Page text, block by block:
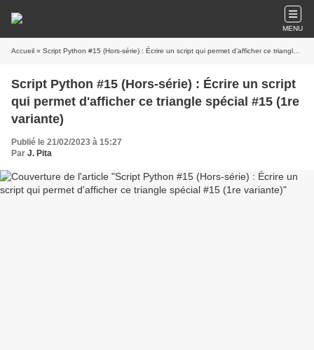
MENU
Accueil » Script Python #15 (Hors-série) : Écrire un script qui permet d'afficher ce triangle spécial #15 (1re variante)
Script Python #15 (Hors-série) : Écrire un script
qui permet d'afficher ce triangle spécial #15 (1re
variante)
Publié le 21/02/2023 à 15:27
Par J. Pita